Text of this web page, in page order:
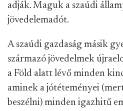
adják. Maguk a szaúdi
jövedelemadót.
A szaúdi gazdaság másik
származó jövedelmek
a Föld alatt lévő minden
aminek a jótéteményei
beszélni) minden igazhitű